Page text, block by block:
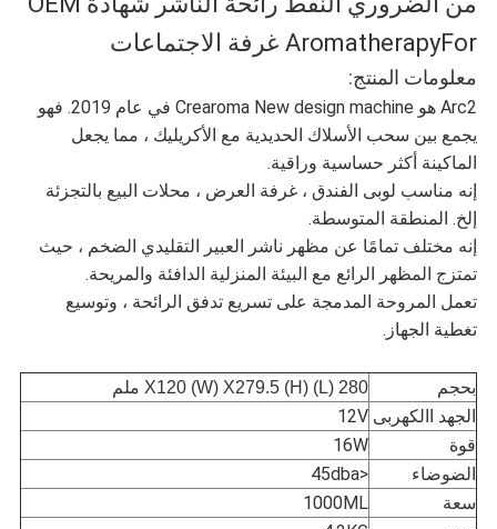
سياسة
الخصوصية
AromatherapyFor غرفة الاجتماعات
معلومات المنتج:
Arc2 هو Crearoma New design machine في عام 2019. فهو
يجمع بين سحب الأسلاك الحديدية مع الأكريليك ، مما يجعل
الماكينة أكثر حساسية وراقية.
إنه مناسب لوبى الفندق ، غرفة العرض ، محلات البيع بالتجزئة
إلخ. المنطقة المتوسطة.
إنه مختلف تمامًا عن مظهر ناشر العبير التقليدي الضخم ، حيث
تمتزج المظهر الرائع مع البيئة المنزلية الدافئة والمريحة.
تعمل المروحة المدمجة على تسريع تدفق الرائحة ، وتوسيع
تغطية الجهاز.
بحجم 280 (L) X120 (W) X279.5 (H) ملم
الجهد االكهربى 12V
قوة
16W
الضوضاء
<45dba
سعة
1000ML